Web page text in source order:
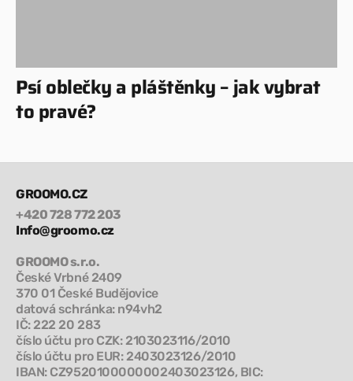
Psí oblečky a pláštěnky – jak vybrat
to pravé?
GROOMO.CZ
+420 728 772 203
Info@groomo.cz
GROOMO s.r.o.
České Vrbné 2409
370 01 České Budějovice
datová schránka: n94vh2
IČ: 222 20 283
číslo účtu pro CZK: 2103023116/2010
číslo účtu pro EUR: 2403023126/2010
IBAN: CZ9520100000002403023126, BIC: